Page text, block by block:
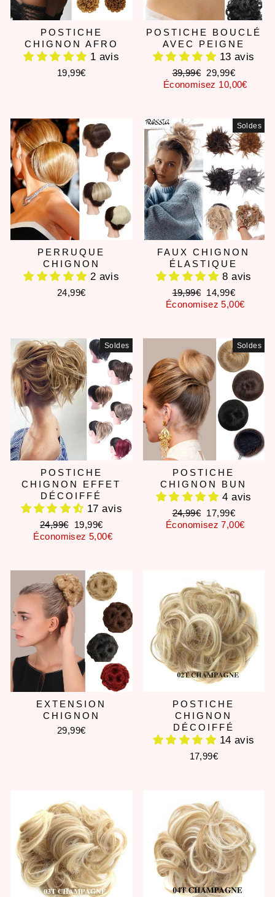
POSTICHE
CHIGNON AFRO
1 avis
19,99€
POSTICHE BOUCLÉ
AVEC PEIGNE
13 avis
Prix
régulier
39,99€ Prix
réduit
29,99€
Économisez 10,00€
PERRUQUE
CHIGNON
2 avis
24,99€
Soldes
FAUX CHIGNON
ÉLASTIQUE
8 avis
Prix
régulier
19,99€ Prix
réduit
14,99€
Économisez 5,00€
Soldes
POSTICHE
CHIGNON EFFET
DÉCOIFFÉ
17 avis
Prix
régulier
24,99€
Prix
réduit
19,99€
Économisez 5,00€
Soldes
POSTICHE
CHIGNON BUN
4 avis
Prix
régulier
24,99€ Prix
réduit
17,99€
Économisez 7,00€
EXTENSION
CHIGNON
29,99€
POSTICHE
CHIGNON
DÉCOIFFÉ
14 avis
17,99€